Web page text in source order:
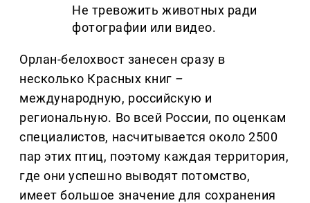
Не тревожить животных ради
фотографии или видео.
Орлан-белохвост занесен сразу в
несколько Красных книг –
международную, российскую и
региональную. Во всей России, по оценкам
специалистов, насчитывается около 2500
пар этих птиц, поэтому каждая территория,
где они успешно выводят потомство,
имеет большое значение для сохранения